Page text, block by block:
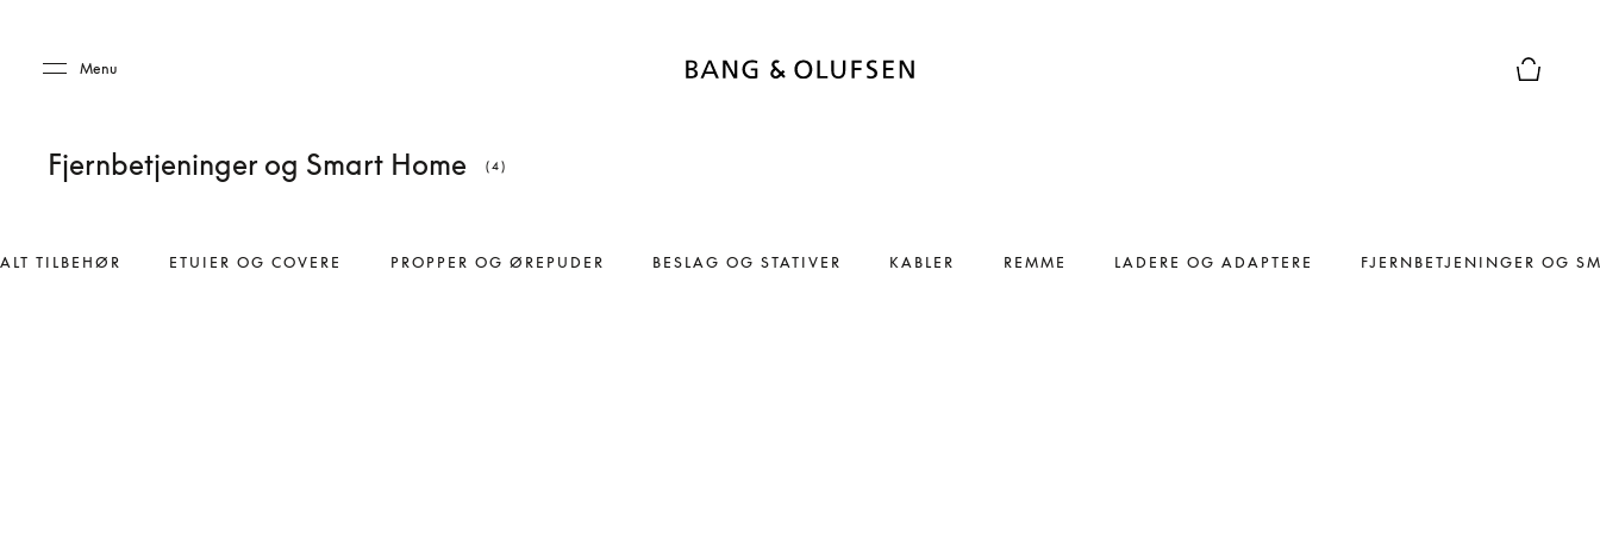
Menu
Fjernbetjeninger og Smart Home (4)
ALT TILBEHØR ETUIER OG COVERE PROPPER OG ØREPUDER BESLAG OG STATIVER KABLER REMME LADERE OG ADAPTERE FJERNBETJENINGER OG